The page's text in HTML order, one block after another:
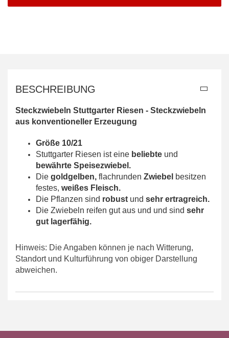
BESCHREIBUNG
Steckzwiebeln Stuttgarter Riesen - Steckzwiebeln
aus konventioneller Erzeugung
Größe 10/21
Stuttgarter Riesen ist eine beliebte und
bewährte Speisezwiebel.
Die goldgelben, flachrunden Zwiebel besitzen
festes, weißes Fleisch.
Die Pflanzen sind robust und sehr ertragreich.
Die Zwiebeln reifen gut aus und und sind sehr
gut lagerfähig.
Hinweis: Die Angaben können je nach Witterung,
Standort und Kulturführung von obiger Darstellung
abweichen.